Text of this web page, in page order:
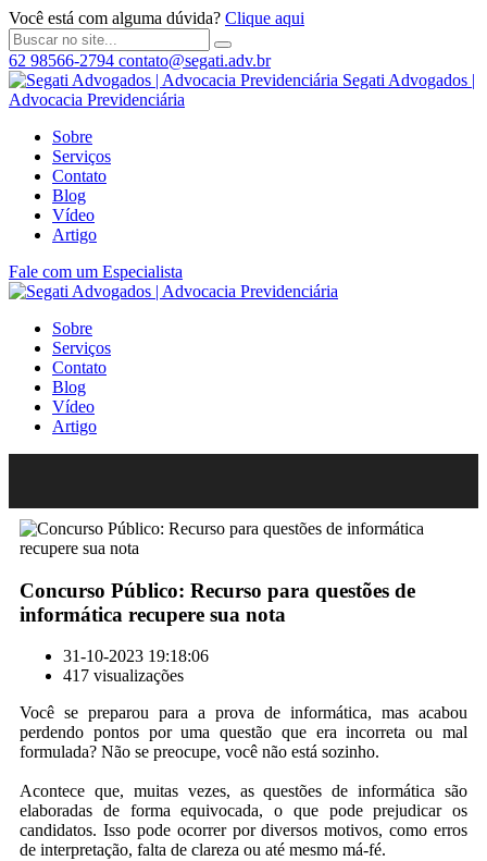
Você está com alguma dúvida? Clique aqui
62 98566-2794 contato@segati.adv.br
Segati Advogados |
Advocacia Previdenciária
Sobre
Serviços
Contato
Blog
Vídeo
Artigo
Fale com um Especialista
Sobre
Serviços
Contato
Blog
Vídeo
Artigo
Concurso Público: Recurso para questões de
informática recupere sua nota
31-10-2023 19:18:06
417 visualizações
Você se preparou para a prova de informática, mas acabou
perdendo pontos por uma questão que era incorreta ou mal
formulada? Não se preocupe, você não está sozinho.
Acontece que, muitas vezes, as questões de informática são
elaboradas de forma equivocada, o que pode prejudicar os
candidatos. Isso pode ocorrer por diversos motivos, como erros
de interpretação, falta de clareza ou até mesmo má-fé.